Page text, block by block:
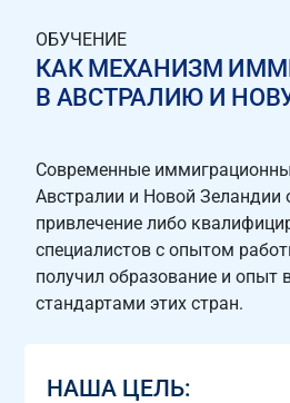
ОБУЧЕНИЕ
КАК МЕХАНИЗМ
В АВСТРАЛИЮ И
Современные
Австралии и Новой Зеландии
привлечение либо
специалистов с опытом
получил образование и опыт
стандартами этих стран.
НАША ЦЕЛЬ: